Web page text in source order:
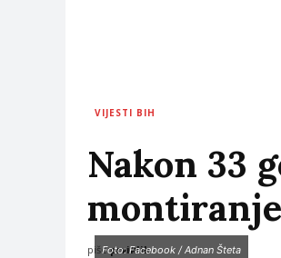
VIJESTI BIH
Nakon 33
piše:prviklik
Foto: Facebook / Adnan Šteta